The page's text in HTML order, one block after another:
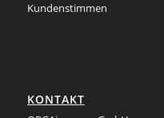
Kundenstimmen
KONTAKT